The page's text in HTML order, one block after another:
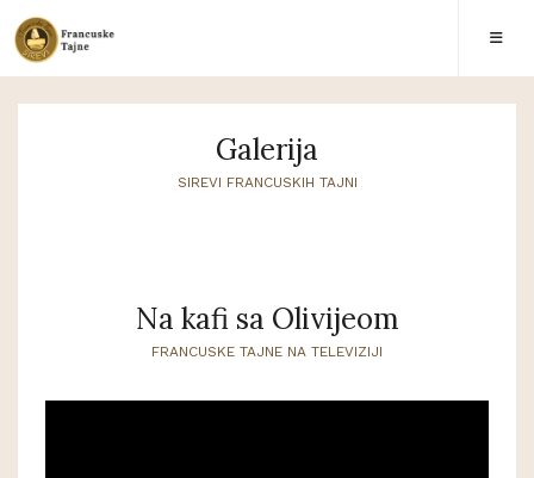
Galerija
SIREVI FRANCUSKIH TAJNI
Na kafi sa Olivijeom
FRANCUSKE TAJNE NA TELEVIZIJI